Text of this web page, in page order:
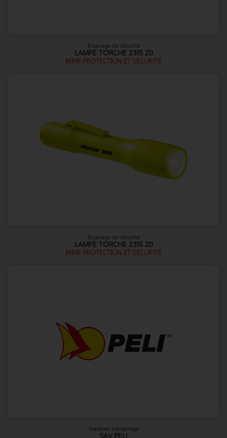
Eclairage de sécurité
LAMPE TORCHE 2315 Z0
MMF PROTECTION ET SÉCURITÉ
Eclairage de sécurité
LAMPE TORCHE 2315 Z0
MMF PROTECTION ET SÉCURITÉ
Matériel d'éclairage